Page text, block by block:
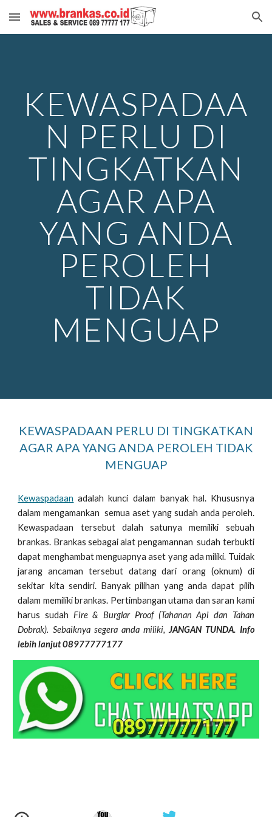
Skip to main content Skip to navigation
KEWASPADAA
N PERLU DI
TINGKATKAN
AGAR APA
YANG ANDA
PEROLEH
TIDAK
MENGUAP
KEWASPADAAN PERLU DI TINGKATKAN
AGAR APA YANG ANDA PEROLEH TIDAK
MENGUAP
Kewaspadaan adalah kunci dalam banyak hal. Khususnya
dalam mengamankan semua aset yang sudah anda peroleh.
Kewaspadaan tersebut dalah satunya memiliki sebuah
brankas. Brankas sebagai alat pengamannan sudah terbukti
dapat menghambat menguapnya aset yang ada miliki. Tuidak
jarang ancaman tersebut datang dari orang (oknum) di
sekitar kita sendiri. Banyak pilihan yang anda dapat pilih
dalam memiliki brankas. Pertimbangan utama dan saran kami
harus sudah Fire & Burglar Proof (Tahanan Api dan Tahan
Dobrak). Sebaiknya segera anda miliki,JANGAN TUNDA. Info
lebih lanjut 08977777177